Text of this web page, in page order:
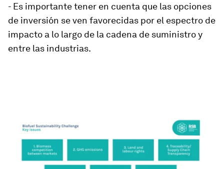
- Es importante tener en cuenta que las opciones
de inversión se ven favorecidas por el espectro de
impacto a lo largo de la cadena de suministro y
entre las industrias.